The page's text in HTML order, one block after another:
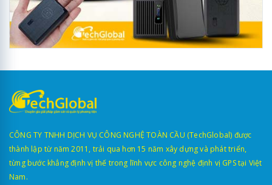
CÔNG TY TNHH DỊCH VỤ CÔNG NGHỆ TOÀN CẦU (TechGlobal) được
thành lập từ năm 2011, trải qua hơn 15 năm xây dựng và phát triển,
từng bước khẳng định vị thế trong lĩnh vực công nghệ định vị GPS tại Việt
Nam.